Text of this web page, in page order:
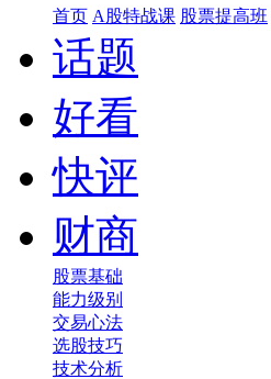
首页 A股特战课 股票提高班
话题
好看
快评
财商
股票基础
能力级别
交易心法
选股技巧
技术分析